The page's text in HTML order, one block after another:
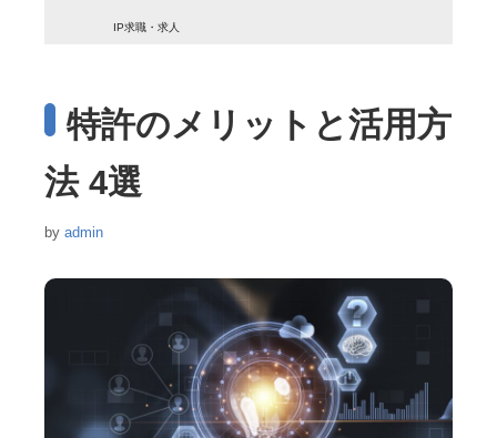
IP求職・求人
特許のメリットと活用方
法 4選
by admin